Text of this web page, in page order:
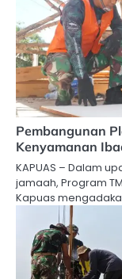
Pembangunan
Kenyamanan
KAPUAS – Dalam
jamaah, Program
Kapuas